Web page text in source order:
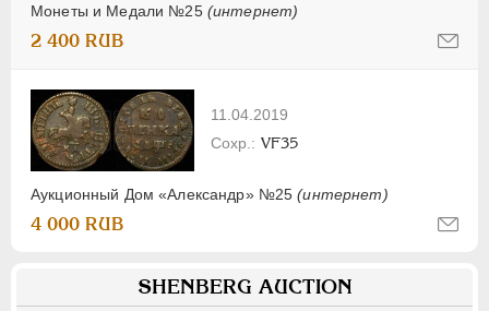
Монеты и Медали №25 (интернет)
2 400 RUB
11.04.2019
Аукционный Дом «Александр» №25(интернет)
VF35
4 000 RUB
SHENBERG AUCTION